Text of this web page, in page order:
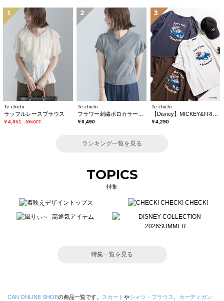
1
Te chichi
ラッフルレースブラウス
￥4,851 -30%OFF-
2
Te chichi
￥6,490
3
Te chichi
￥4,290
ランキング一覧を見る
TOPICS
特集
特集一覧を見る
CAN ONLINE SHOPの商品一覧です。 スカート やシャツ・ブラウス
カーディガン